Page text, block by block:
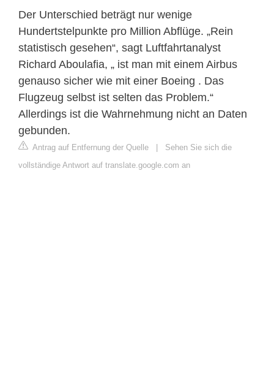
Der Unterschied beträgt nur wenige
Hundertstelpunkte pro Million Abflüge. „Rein
statistisch gesehen“, sagt Luftfahrtanalyst
Richard Aboulafia, „ ist man mit einem Airbus
genauso sicher wie mit einer Boeing . Das
Flugzeug selbst ist selten das Problem.“
Allerdings ist die Wahrnehmung nicht an Daten
gebunden.
Antrag auf Entfernung der Quelle | Sehen Sie sich die
vollständige Antwort auf translate.google.com an